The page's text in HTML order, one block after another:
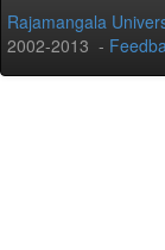
Rajamangala
2002-2013 -